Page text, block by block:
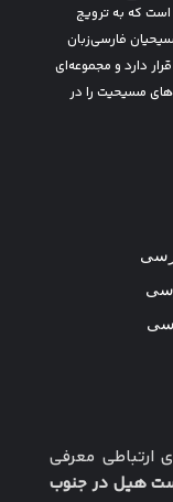
که به ترویج
فارسی‌زبان
دارد و مجموعه‌ای
مسیحیت را در
ارتباطی معرفی
هیل در جنوب